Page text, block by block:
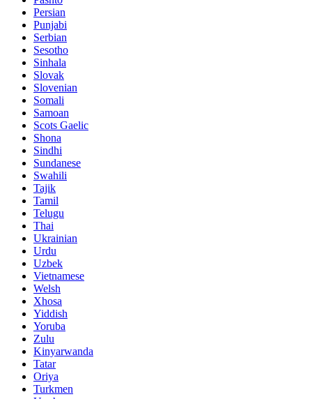
Persian
Punjabi
Serbian
Sesotho
Sinhala
Slovak
Slovenian
Somali
Samoan
Scots Gaelic
Shona
Sindhi
Sundanese
Swahili
Tajik
Tamil
Telugu
Thai
Ukrainian
Urdu
Uzbek
Vietnamese
Welsh
Xhosa
Yiddish
Yoruba
Zulu
Kinyarwanda
Tatar
Oriya
Turkmen